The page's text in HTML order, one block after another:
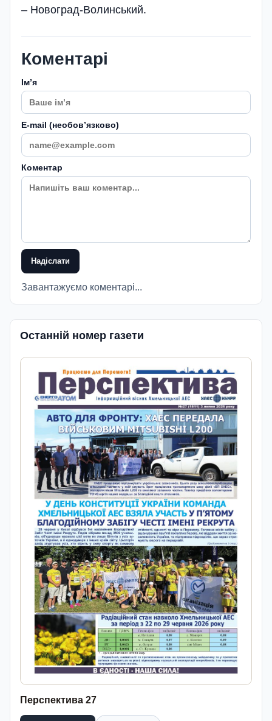
– Новоград-Волинський.
Коментарі
Імʼя
E-mail (необовʼязково)
Коментар
Надіслати
Завантажуємо коментарі...
Останній номер газети
Перспектива 27